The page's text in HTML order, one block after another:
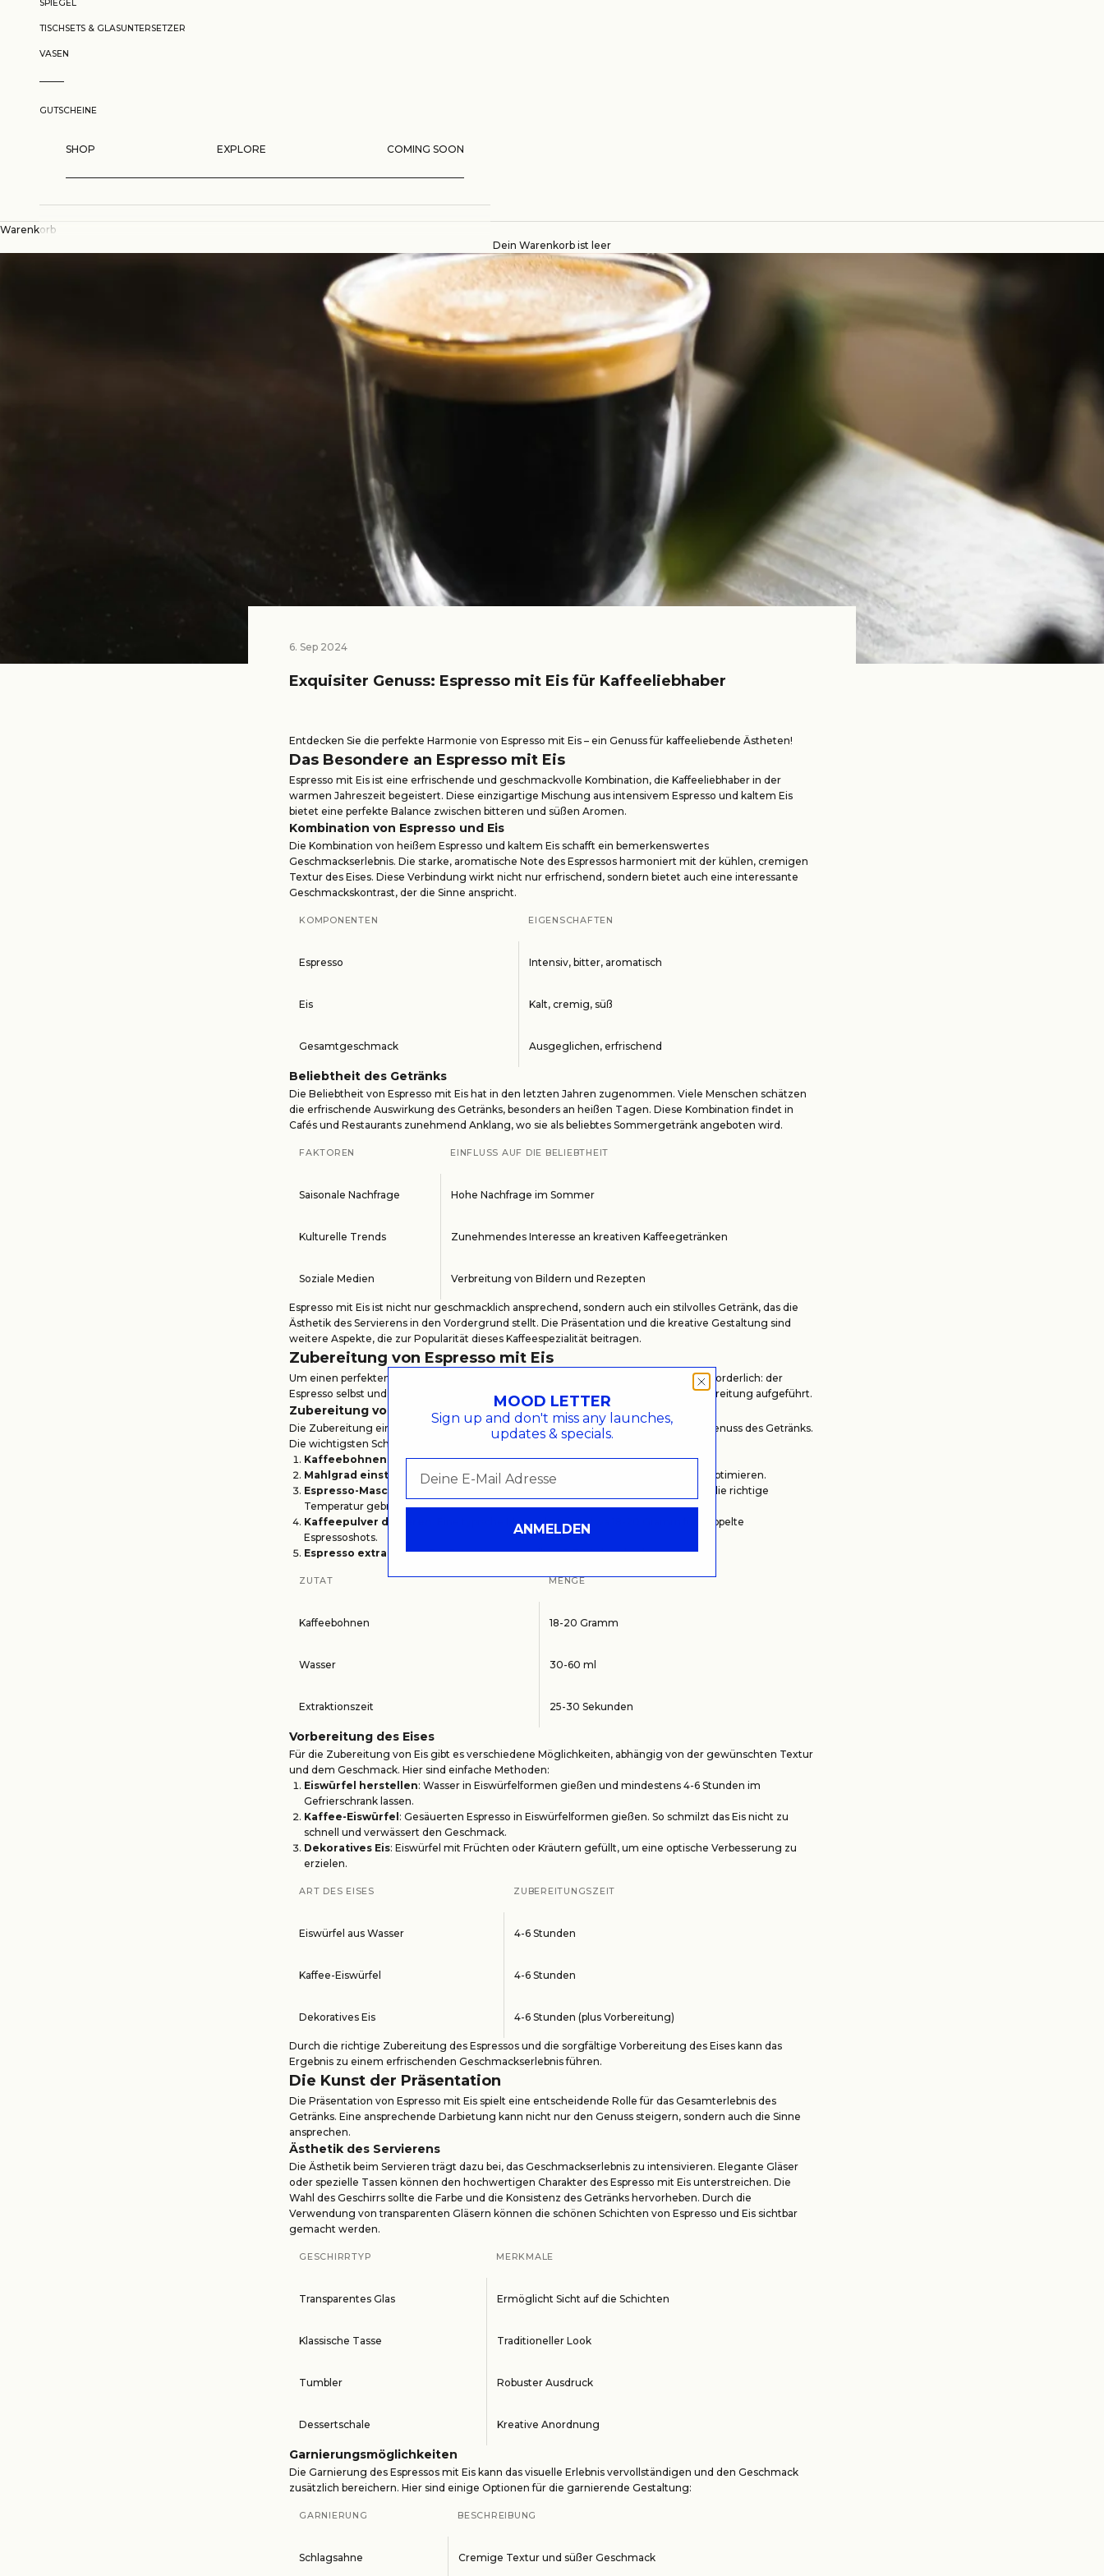
SPIEGEL
TISCHSETS & GLASUNTERSETZER
VASEN
GUTSCHEINE
SHOP EXPLORE COMING SOON
Warenkorb
Dein Warenkorb ist leer
6. Sep 2024
Exquisiter Genuss: Espresso mit Eis für Kaffeeliebhaber
Entdecken Sie die perfekte Harmonie von Espresso mit Eis – ein Genuss für kaffeeliebende Ästheten!
Das Besondere an Espresso mit Eis
Espresso mit Eis ist eine erfrischende und geschmackvolle Kombination, die Kaffeeliebhaber in der
warmen Jahreszeit begeistert. Diese einzigartige Mischung aus intensivem Espresso und kaltem Eis
bietet eine perfekte Balance zwischen bitteren und süßen Aromen.
Kombination von Espresso und Eis
Die Kombination von heißem Espresso und kaltem Eis schafft ein bemerkenswertes
Geschmackserlebnis. Die starke, aromatische Note des Espressos harmoniert mit der kühlen, cremigen
Textur des Eises. Diese Verbindung wirkt nicht nur erfrischend, sondern bietet auch eine interessante
Geschmackskontrast, der die Sinne anspricht.
KOMPONENTEN EIGENSCHAFTEN
Espresso Intensiv, bitter, aromatisch
Eis Kalt, cremig, süß
Gesamtgeschmack Ausgeglichen, erfrischend
Beliebtheit des Getränks
Die Beliebtheit von Espresso mit Eis hat in den letzten Jahren zugenommen. Viele Menschen schätzen
die erfrischende Auswirkung des Getränks, besonders an heißen Tagen. Diese Kombination findet in
Cafés und Restaurants zunehmend Anklang, wo sie als beliebtes Sommergetränk angeboten wird.
FAKTOREN EINFLUSS AUF DIE BELIEBTHEIT
Saisonale Nachfrage Hohe Nachfrage im Sommer
Kulturelle Trends Zunehmendes Interesse an kreativen Kaffeegetränken
Soziale Medien Verbreitung von Bildern und Rezepten
Espresso mit Eis ist nicht nur geschmacklich ansprechend, sondern auch ein stilvolles Getränk, das die
Ästhetik des Servierens in den Vordergrund stellt. Die Präsentation und die kreative Gestaltung sind
weitere Aspekte, die zur Popularität dieses Kaffeespezialität beitragen.
Zubereitung von Espresso mit Eis
Um einen perfekten Espresso mit Eis zuzubereiten, sind zwei Hauptkomponenten erforderlich: der
Espresso selbst und das Eis. Nachfolgend sind die Schritte zur Zubereitung und Vorbereitung aufgeführt.
Zubereitung von Espresso
Die Zubereitung eines qualitativ hochwertigen Espressos ist entscheidend für den Genuss des Getränks.
Die wichtigsten Schritte sind:
Kaffeebohnen auswählen: Frisch gemahlene Bohnen sind unerlässlich.
Mahlgrad einstellen
: Der Mahlgrad sollte Feinheit haben, um die Extraktion zu optimieren.
Espresso-Maschine aufheizen
: Vor dem Brühvorgang sollte die Maschine auf die richtige
Temperatur gebracht werden.
Kaffeepulver dosieren
: Eine typische Menge beträgt etwa 18-20 Gramm für doppelte
Espressoshots.
Espresso extrahieren: Die Extraktionszeit sollte 25-30 Sekunden betragen.
ZUTAT MENGE
Kaffeebohnen 18-20 Gramm
Wasser 30-60 ml
Extraktionszeit 25-30 Sekunden
Vorbereitung des Eises
Für die Zubereitung von Eis gibt es verschiedene Möglichkeiten, abhängig von der gewünschten Textur
und dem Geschmack. Hier sind einfache Methoden:
Eiswürfel herstellen: Wasser in Eiswürfelformen gießen und mindestens 4-6 Stunden im
Gefrierschrank lassen.
Kaffee-Eiswürfel: Gesäuerten Espresso in Eiswürfelformen gießen. So schmilzt das Eis nicht zu
schnell und verwässert den Geschmack.
Dekoratives Eis: Eiswürfel mit Früchten oder Kräutern gefüllt, um eine optische Verbesserung zu
erzielen.
ART DES EISES ZUBEREITUNGSZEIT
Eiswürfel aus Wasser 4-6 Stunden
Kaffee-Eiswürfel 4-6 Stunden
Dekoratives Eis 4-6 Stunden (plus Vorbereitung)
Durch die richtige Zubereitung des Espressos und die sorgfältige Vorbereitung des Eises kann das
Ergebnis zu einem erfrischenden Geschmackserlebnis führen.
Die Kunst der Präsentation
Die Präsentation von Espresso mit Eis spielt eine entscheidende Rolle für das Gesamterlebnis des
Getränks. Eine ansprechende Darbietung kann nicht nur den Genuss steigern, sondern auch die Sinne
ansprechen.
Ästhetik des Servierens
Die Ästhetik beim Servieren trägt dazu bei, das Geschmackserlebnis zu intensivieren. Elegante Gläser
oder spezielle Tassen können den hochwertigen Charakter des Espresso mit Eis unterstreichen. Die
Wahl des Geschirrs sollte die Farbe und die Konsistenz des Getränks hervorheben. Durch die
Verwendung von transparenten Gläsern können die schönen Schichten von Espresso und Eis sichtbar
gemacht werden.
GESCHIRRTYP MERKMALE
Transparentes Glas Ermöglicht Sicht auf die Schichten
Klassische Tasse Traditioneller Look
Tumbler Robuster Ausdruck
Dessertschale Kreative Anordnung
Garnierungsmöglichkeiten
Die Garnierung des Espressos mit Eis kann das visuelle Erlebnis vervollständigen und den Geschmack
zusätzlich bereichern. Hier sind einige Optionen für die garnierende Gestaltung:
GARNIERUNG BESCHREIBUNG
Schlagsahne Cremige Textur und süßer Geschmack
MOOD LETTER
Sign up and don't miss any launches,
updates & specials.
ANMELDEN